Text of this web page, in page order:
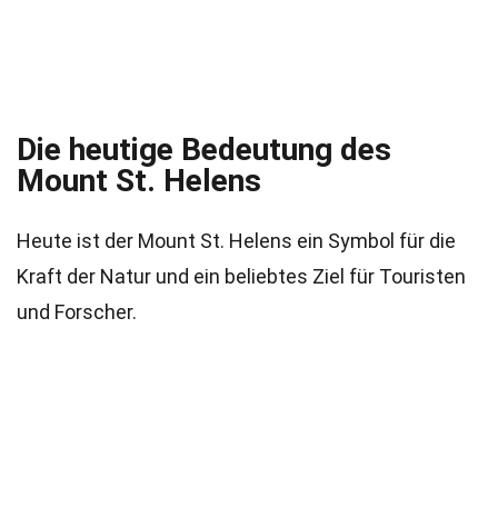
Die heutige Bedeutung des
Mount St. Helens
Heute ist der Mount St. Helens ein Symbol für die
Kraft der Natur und ein beliebtes Ziel für Touristen
und Forscher.